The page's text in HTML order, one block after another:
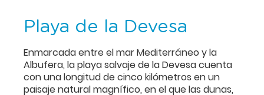
Playa de la Devesa
Enmarcada entre el mar Mediterráneo y la
Albufera, la playa salvaje de la Devesa cuenta
con una longitud de cinco kilómetros en un
paisaje natural magnífico, en el que las dunas,